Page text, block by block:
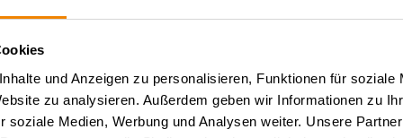
und Anzeigen zu personalisieren, Funktionen für soziale
zu analysieren. Außerdem geben wir Informationen zu
soziale Medien, Werbung und Analysen weiter. Unsere